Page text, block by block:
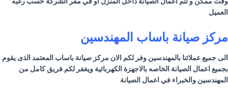
العميل
مركز صيانة باساب المهندسين
الى جميع عملائنا بالمهندسين وفر لكم الان مركز صيانة باساب المعتمد الذى يقوم
بجميع اعمال الصيانة الخاصه بالاجهزة الكهربائية ويغفر لكم فريق كامل من
المهندسين والخبراء في اعمال الصيانة